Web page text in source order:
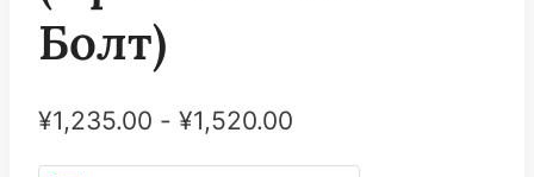
Болт)
¥1,235.00 - ¥1,520.00